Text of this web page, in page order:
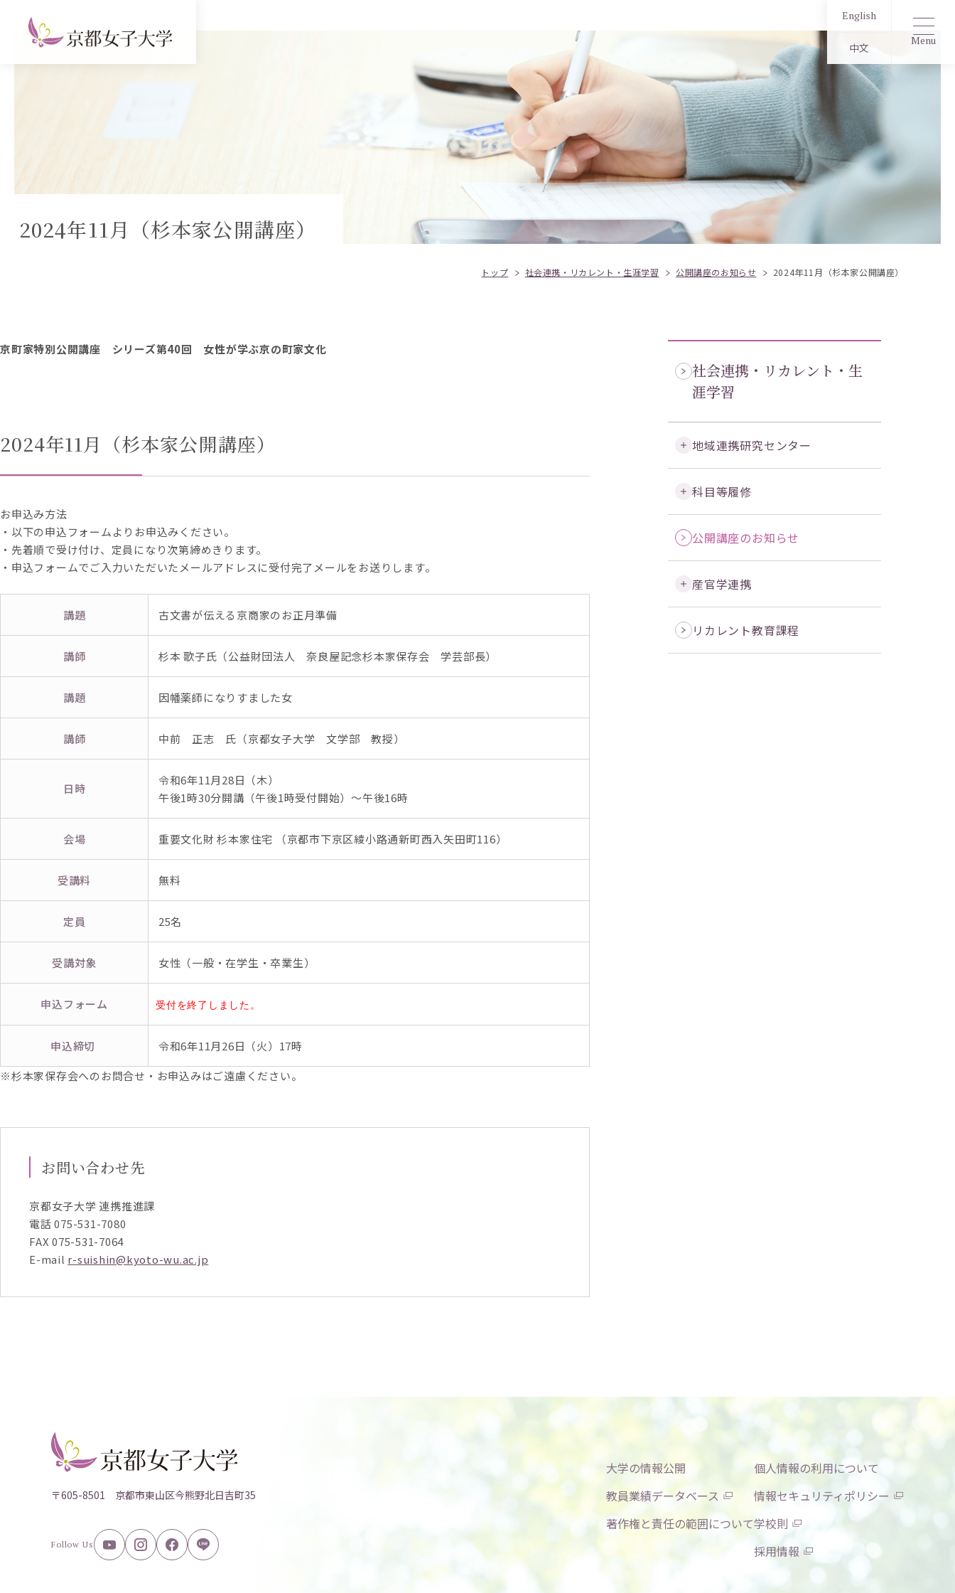
English
中文
Menu
2024年11月（杉本家公開講座）
トップ 社会連携・リカレント・生涯学習 公開講座のお知らせ 2024年11月（杉本家公開講座）
社会連携・リカレント・生
涯学習
地域連携研究センター
科目等履修
公開講座のお知らせ
産官学連携
リカレント教育課程
京町家特別公開講座 シリーズ第40回 女性が学ぶ京の町家文化
2024年11月（杉本家公開講座）
お申込み方法
・以下の申込フォームよりお申込みください。
・先着順で受け付け、定員になり次第締めきります。
・申込フォームでご入力いただいたメールアドレスに受付完了メールをお送りします。
講題 古文書が伝える京商家のお正月準備
講師 杉本 歌子氏（公益財団法人 奈良屋記念杉本家保存会 学芸部長）
講題 因幡薬師になりすました女
講師 中前 正志 氏（京都女子大学 文学部 教授）
日時
令和6年11月28日（木）
午後1時30分開講（午後1時受付開始）～午後16時
会場 重要文化財 杉本家住宅 （京都市下京区綾小路通新町西入矢田町116）
受講料 無料
定員 25名
受講対象 女性（一般・在学生・卒業生）
申込フォーム 受付を終了しました。
申込締切
令和6年11月26日（火）17時
※杉本家保存会へのお問合せ・お申込みはご遠慮ください。
お問い合わせ先
京都女子大学 連携推進課
電話 075-531-7080
FAX 075-531-7064
E-mail r-suishin@kyoto-wu.ac.jp
〒605-8501 京都市東山区今熊野北日吉町35
Follow Us
大学の情報公開
教員業績データベース
著作権と責任の範囲について
個人情報の利用について
情報セキュリティポリシー
学校則
採用情報